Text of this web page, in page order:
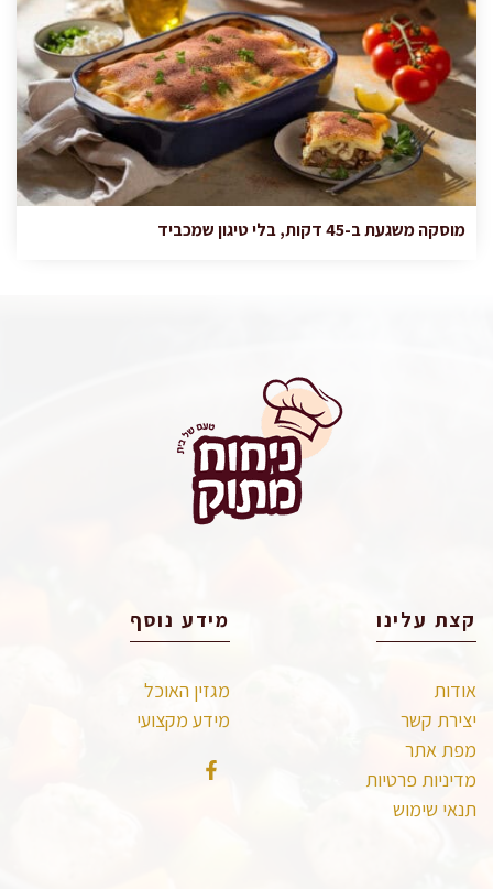
מוסקה משגעת ב-45 דקות, בלי טיגון שמכביד
קצת עלינו
אודות
יצירת קשר
מפת אתר
מדיניות פרטיות
תנאי שימוש
מידע נוסף
מגזין האוכל
מידע מקצועי